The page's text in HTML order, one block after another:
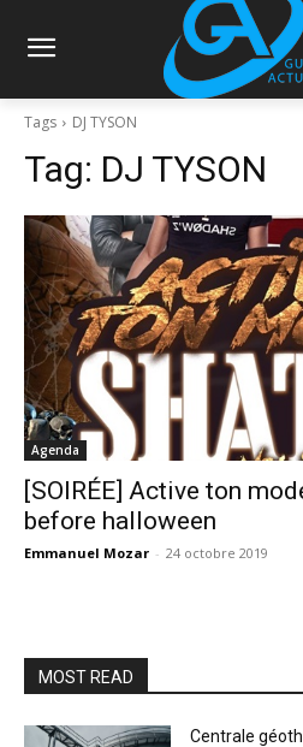
Tags DJ TYSON
Tag: DJ TYSON
Agenda
[SOIRÉE] Active ton
before halloween
Emmanuel Mozar - 24 octobre 2019
MOST READ
Centrale